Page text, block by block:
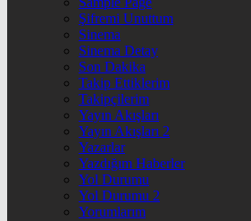
Şifremi Unuttum
Sinema
Sinema Detay
Son Dakika
Takip Ettiklerim
Takipçilerim
Yayın Akışları
Yayın Akışları 2
Yazarlar
Yazdığım Haberler
Yol Durumu
Yol Durumu 2
Yorumlarım